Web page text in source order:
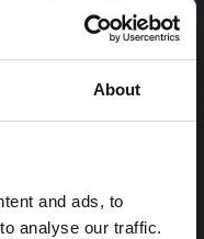
About
and ads, to
analyse our traffic.
شرط
شبكة غير رسمية يقودها
شرق جمهورية الكونغو
هال للعلوم المفتوحة